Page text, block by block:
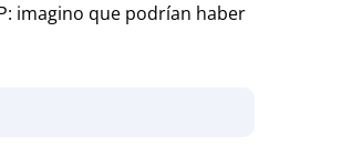
imagino que podrían haber